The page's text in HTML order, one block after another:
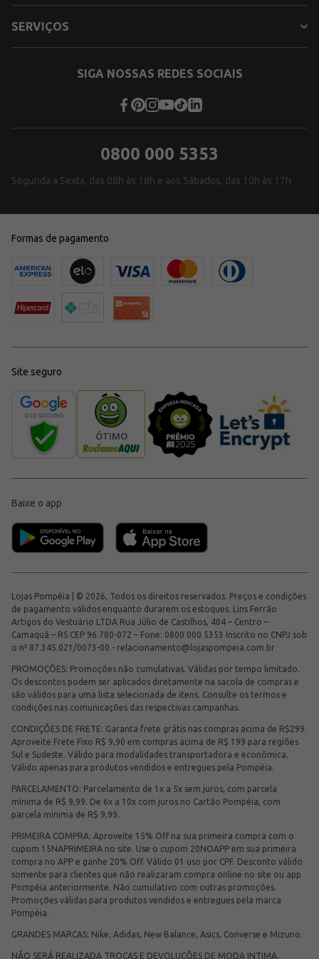
SERVIÇOS
SIGA NOSSAS REDES SOCIAIS
0800 000 5353
Segunda a Sexta, das 08h às 18h e aos Sábados, das 10h às 17h
Formas de pagamento
Site seguro
Baixe o app
Lojas Pompéia | © 2026, Todos os direitos reservados. Preços e condições
de pagamento válidos enquanto durarem os estoques. Lins Ferrão
Artigos do Vestuário LTDA Rua Júlio de Castilhos, 404 – Centro –
Camaquã – RS CEP 96.780-072 – Fone: 0800 000 5353 Inscrito no CNPJ sob
o nº 87.345.021/0073-00 - relacionamento@lojaspompeia.com.br
PROMOÇÕES: Promoções não cumulativas. Válidas por tempo limitado.
Os descontos podem ser aplicados diretamente na sacola de compras e
são válidos para uma lista selecionada de itens. Consulte os termos e
condições nas comunicações das respectivas campanhas.
CONDIÇÕES DE FRETE: Garanta frete grátis nas compras acima de R$299.
Aproveite Frete Fixo R$ 9,90 em compras acima de R$ 199 para regiões
Sul e Sudeste. Válido para modalidades transportadora e econômica.
Válido apenas para produtos vendidos e entregues pela Pompéia.
PARCELAMENTO: Parcelamento de 1x a 5x sem juros, com parcela
mínima de R$ 9,99. De 6x a 10x com juros no Cartão Pompéia, com
parcela mínima de R$ 9,99.
PRIMEIRA COMPRA: Aproveite 15% Off na sua primeira compra com o
cupom 15NAPRIMEIRA no site. Use o cupom 20NOAPP em sua primeira
compra no APP e ganhe 20% Off. Válido 01 uso por CPF. Desconto válido
somente para clientes que não realizaram compra online no site ou app
Pompéia anteriormente. Não cumulativo com outras promoções.
Promoções válidas para produtos vendidos e entregues pela marca
Pompéia.
GRANDES MARCAS: Nike, Adidas, New Balance, Asics, Converse e Mizuno.
NÃO SERÁ REALIZADA TROCAS E DEVOLUÇÕES DE MODA INTIMA.